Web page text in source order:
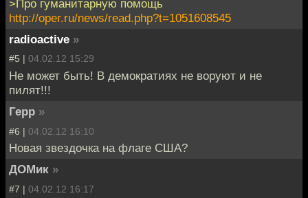
>Про гуманитарную помощь
http://oper.ru/news/read.php?t=1051608545
radioactive »
#5 | 04.02.12 15:29
Не может быть! В демократиях не воруют и не
пилят!!!
Герр »
#6 | 04.02.12 16:10
Новая звездочка на флаге США?
ДОМик »
#7 | 04.02.12 16:17